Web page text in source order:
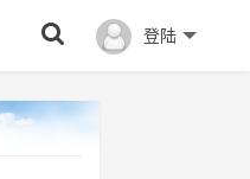
登陆